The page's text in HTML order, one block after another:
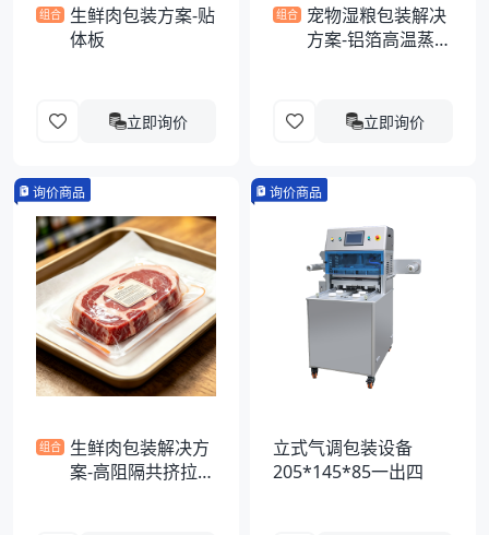
组合 生鲜肉包装方案-贴
体板
立即询价
组合 宠物湿粮包装解决
方案-铝箔高温蒸煮
立即询价
询价商品
组合 生鲜肉包装解决方
案-高阻隔共挤拉伸
询价商品
立式气调包装设备
205*145*85一出四